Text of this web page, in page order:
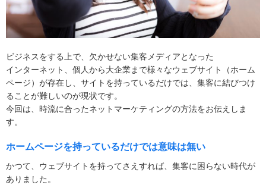
ビジネスをする上で、欠かせない集客メディアとなった
インターネット、個人から大企業まで様々なウェブサイト（ホーム
ページ）が存在し、サイトを持っているだけでは、集客に結びつけ
ることが難しいのが現状です。
今回は、時流に合ったネットマーケティングの方法をお伝えしま
す。
ホームページを持っているだけでは意味は無い
かつて、ウェブサイトを持ってさえすれば、集客に困らない時代が
ありました。